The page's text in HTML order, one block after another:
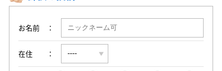
お名前
在住